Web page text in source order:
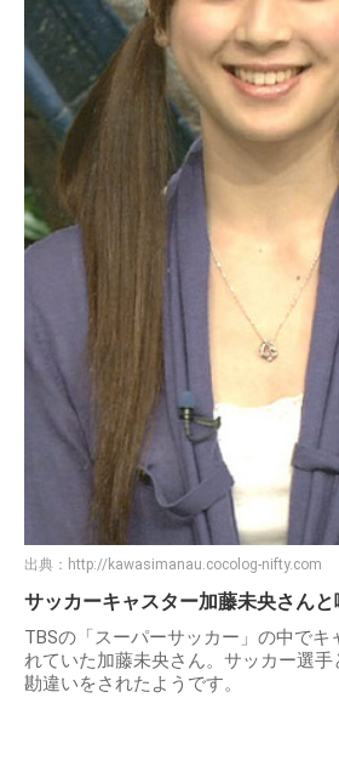
出典： http://kawasimanau.cocolog-nifty.com
サッカーキャスター加藤未央さんと
TBSの「スーパーサッカー」の中でキ
れていた加藤未央さん。サッカー選
勘違いをされたようです。